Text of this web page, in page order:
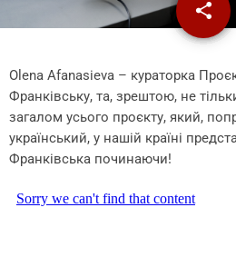
share
email
Olena Afanasieva – кураторка
Франківську, та, зрештою, не
загалом усього проєкту, який,
український, у нашій країні
Франківська починаючи!